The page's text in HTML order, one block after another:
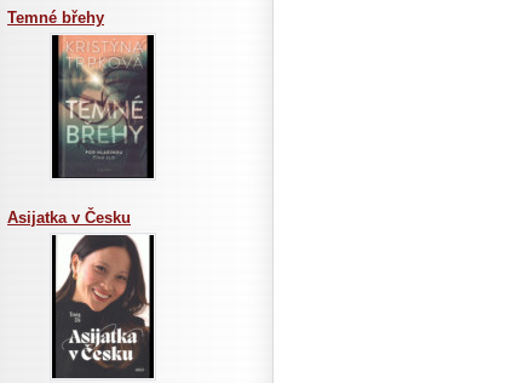
Temné břehy
Asijatka v Česku